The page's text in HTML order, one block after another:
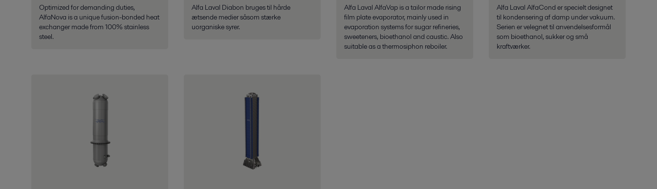
Optimized for demanding duties,
AlfaNova is a unique fusion-bonded heat
exchanger made from 100% stainless
steel.
Alfa Laval Diabon bruges til hårde
ætsende medier såsom stærke
uorganiske syrer.
Alfa Laval AlfaVap is a tailor made rising
film plate evaporator, mainly used in
evaporation systems for sugar refineries,
sweeteners, bioethanol and caustic. Also
suitable as a thermosiphon reboiler.
Alfa Laval AlfaCond er specielt designet
til kondensering af damp under vakuum.
Serien er velegnet til anvendelsesformål
som bioethanol, sukker og små
kraftværker.